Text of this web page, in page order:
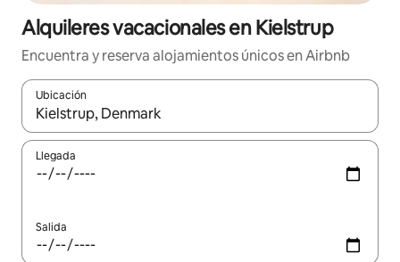
Alquileres vacacionales en Kielstrup
Encuentra y reserva alojamientos únicos en Airbnb
Ubicación
Cuando los resultados estén disponibles, navega con las
Llegada
Salida